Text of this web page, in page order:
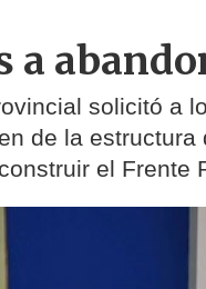
solicitó a
de la
el Frente